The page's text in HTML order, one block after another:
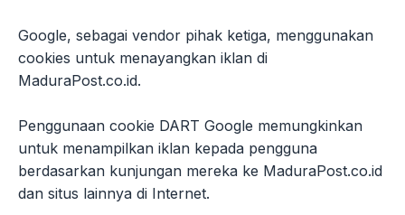
Google, sebagai vendor pihak ketiga, menggunakan
cookies untuk menayangkan iklan di
MaduraPost.co.id.
Penggunaan cookie DART Google memungkinkan
untuk menampilkan iklan kepada pengguna
berdasarkan kunjungan mereka ke MaduraPost.co.id
dan situs lainnya di Internet.